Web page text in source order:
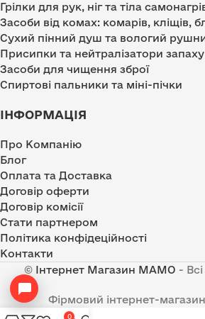
Грілки для рук, ніг та тіла
Засоби від комах: комарів, кліщів,
Сухий пінний душ та вологий
Присипки та нейтралізатори запаху
Засоби для чищення зброї
Спиртові пальники та міні-пічки
ІНФОРМАЦІЯ
Про Компанію
Блог
Оплата та Доставка
Договір оферти
Договір комісії
Стати партнером
Політика конфідеційності
Контакти
© Інтернет Магазин MAMO -
Фірмовий інтернет-
0